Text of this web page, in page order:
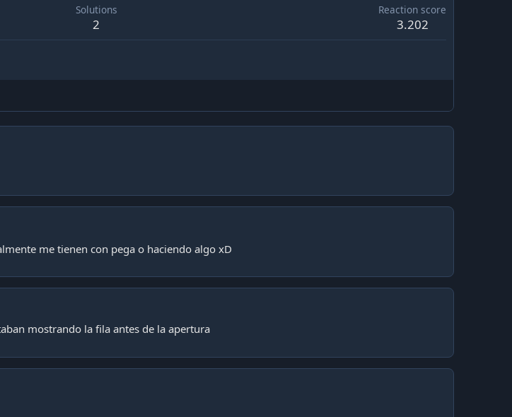
Solutions
2
Reaction score
3.202
me tienen con pega o haciendo algo xD
mostrando la fila antes de la apertura